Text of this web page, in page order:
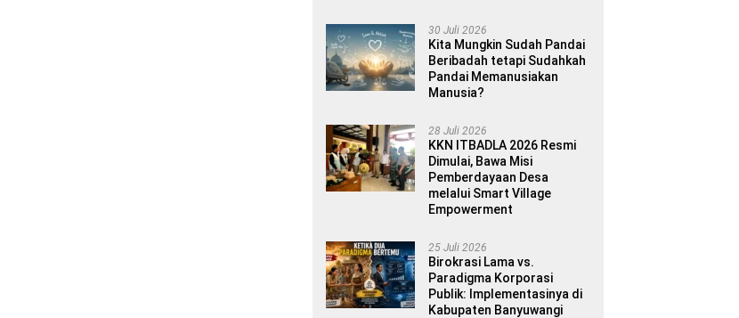
30 Juli 2026
Kita Mungkin Sudah Pandai
Beribadah tetapi Sudahkah
Pandai Memanusiakan
Manusia?
28 Juli 2026
KKN ITBADLA 2026 Resmi
Dimulai, Bawa Misi
Pemberdayaan Desa
melalui Smart Village
Empowerment
25 Juli 2026
Birokrasi Lama vs.
Paradigma Korporasi
Publik: Implementasinya di
Kabupaten Banyuwangi